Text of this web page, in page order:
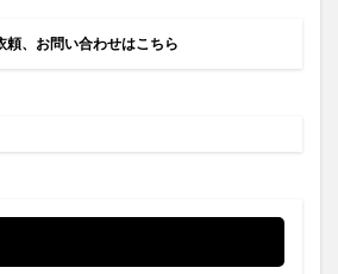
頼、お問い合わせはこちら